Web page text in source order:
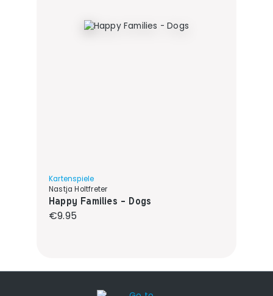
Kartenspiele
Nastja Holtfreter
Happy Families - Dogs
Regular price:
€9.95